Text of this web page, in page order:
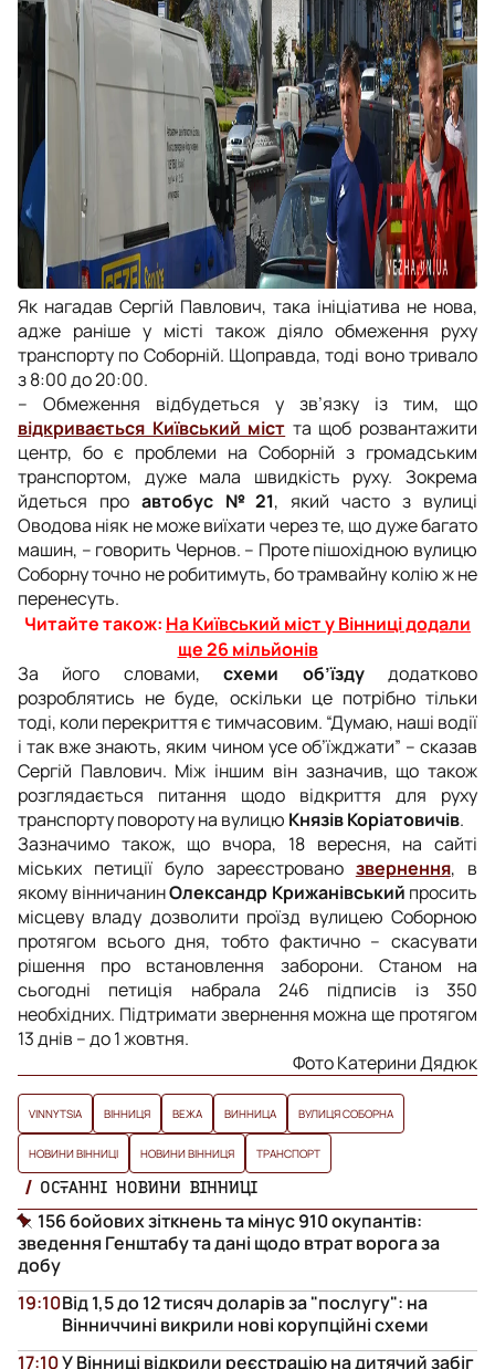
Як нагадав Сергій Павлович, така ініціатива не нова,
адже раніше у місті також діяло обмеження руху
транспорту по Соборній. Щоправда, тоді воно тривало
з 8:00 до 20:00.
– Обмеження відбудеться у зв’язку із тим, що
відкривається Київський міст та щоб розвантажити
центр, бо є проблеми на Соборній з громадським
транспортом, дуже мала швидкість руху. Зокрема
йдеться проавтобус №21, який часто з вулиці
Оводова ніяк не може виїхати через те, що дуже багато
машин, – говорить Чернов. – Проте пішохідною вулицю
Соборну точно не робитимуть, бо трамвайну колію ж не
перенесуть.
Читайте також: На Київський міст у Вінниці додали
ще 26 мільйонів
За його словами,схеми об’їздудодатково
розроблятись не буде, оскільки це потрібно тільки
тоді, коли перекриття є тимчасовим. “Думаю, наші водії
і так вже знають, яким чином усе об’їжджати” – сказав
Сергій Павлович. Між іншим він зазначив, що також
розглядається питання щодо відкриття для руху
транспорту повороту на вулицю Князів Коріатовичів.
Зазначимо також, що вчора, 18 вересня, на сайті
міських петиції було зареєстровано звернення, в
якому вінничанинОлександр Крижанівський просить
місцеву владу дозволити проїзд вулицею Соборною
протягом всього дня, тобто фактично – скасувати
рішення про встановлення заборони. Станом на
сьогодні петиція набрала 246 підписів із 350
необхідних. Підтримати звернення можна ще протягом
13 днів – до 1 жовтня.
Фото Катерини Дядюк
VINNYTSIA ВІННИЦЯ ВЕЖА ВИННИЦА ВУЛИЦЯ СОБОРНА
НОВИНИ ВІННИЦІ НОВИНИ ВІННИЦЯ ТРАНСПОРТ
ОСТАННІ НОВИНИ ВІННИЦІ
156 бойових зіткнень та мінус 910 окупантів:
зведення Генштабу та дані щодо втрат ворога за
добу
Від 1,5 до 12 тисяч доларів за "послугу": на
Вінниччині викрили нові корупційні схеми
19:10
У Вінниці відкрили реєстрацію на дитячий забіг
17:10